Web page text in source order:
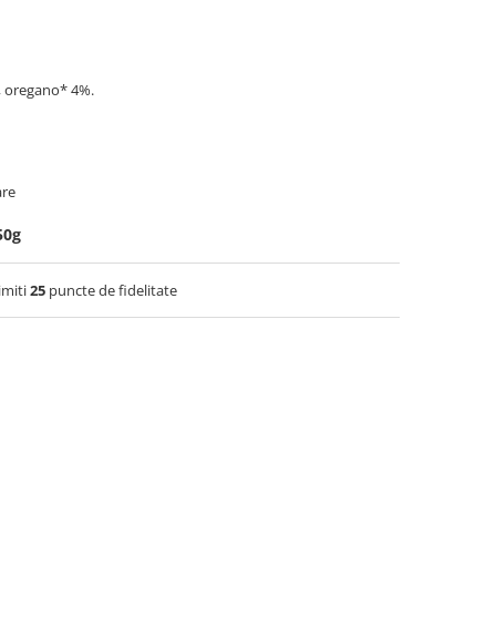
oregano* 4%.
25 puncte de fidelitate